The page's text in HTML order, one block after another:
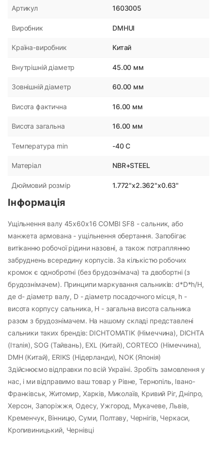
Артикул 1603005
Виробник DMHUI
Країна-виробник Китай
Внутрішній діаметр 45.00 мм
Зовнішній діаметр 60.00 мм
Висота фактична 16.00 мм
Висота загальна 16.00 мм
Температура min -40 С
Матеріал NBR+STEEL
Дюймовий розмір 1.772"x2.362"x0.63"
Інформація
Ущільнення валу 45х60х16 COMBI SF8 - сальник, або
манжета армована - ущільнення обертання. Запобігає
витіканню робочої рідини назовні, а також потраплянню
забруднень всередину корпусів. За кількістю робочих
кромок є однобротні (без брудознімача) та двобортні (з
брудознімачем). Принципи маркування сальників: d*D*h/H,
де d- діаметр валу, D - діаметр посадочного місця, h -
висота корпусу сальника, H - загальна висота сальника
разом з брудознімачем. На нашому складі представлені
сальники таких брендів: DICHTOMATIK (Німеччина), DICHTA
(Італія), SOG (Тайвань), EXL (Китай), CORTECO (Німеччина),
DMH (Китай), ERIKS (Нідерланди), NOK (Японія)
Здійснюємо відправки по всій Україні. Зробіть замовлення у
нас, і ми відправимо ваш товар у Рівне, Тернопіль, Івано-
Франківськ, Житомир, Харків, Миколаїв, Кривий Ріг, Дніпро,
Херсон, Запоріжжя, Одесу, Ужгород, Мукачеве, Львів,
Кременчук, Вінницю, Суми, Полтаву, Чернігів, Черкаси,
Кропивиницький, Чернівці